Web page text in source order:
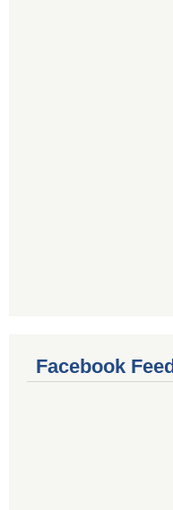
Facebook Feed